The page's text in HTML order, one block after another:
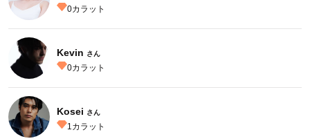
0カラット
Kevin さん
0カラット
Kosei さん
1 カラット